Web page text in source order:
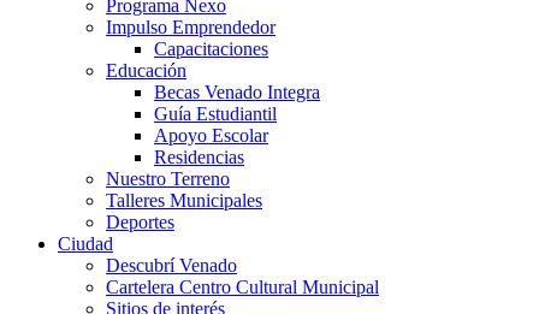
Programa Nexo
Impulso Emprendedor
Capacitaciones
Educación
Becas Venado Integra
Guía Estudiantil
Apoyo Escolar
Residencias
Nuestro Terreno
Talleres Municipales
Deportes
Ciudad
Descubrí Venado
Cartelera Centro Cultural Municipal
Sitios de interés